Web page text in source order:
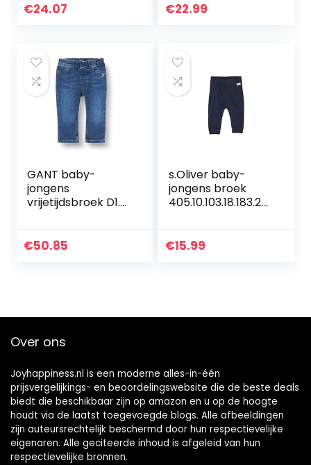
€24.07 €22.99
GANT baby-
jongens
vrijetijdsbroek D1.
€50.85
s.Oliver baby-
jongens broek
405.10.103.18.183.20
€15.99
Over ons
Joyhappiness.nl is een moderne alles-in-één
prijsvergelijkings- en beoordelingswebsite die de beste deals
biedt die beschikbaar zijn op amazon en u op de hoogte
houdt via de laatst toegevoegde blogs. Alle afbeeldingen
zijn auteursrechtelijk beschermd door hun respectievelijke
eigenaren. Alle geciteerde inhoud is afgeleid van hun
respectievelijke bronnen.